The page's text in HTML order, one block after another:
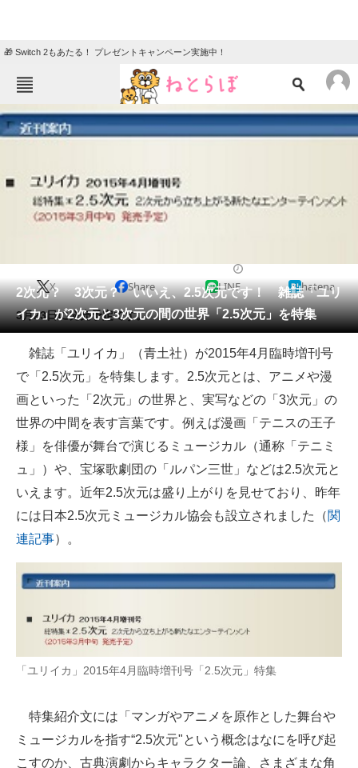
🎁 Switch 2もあたる！ プレゼントキャンペーン実施中！
ねとらぼメニュー
TOP ニュース
グルメ 地域
住まい
会員記事
メディア
注目記事を集めた総合ページ
ITの今と未来を見通す
スマホと通信の最新トレンド
進化するPCとデバイスの未来
好きが集まる 比べて選べる
ビジネスと働き方のヒント
AI活用のいまが分かる
経営リーダーのコミュニティ
マーケ×ITの今がよく分かる
企業向けIT製品の総合サイト
2次元？ 3次元？ いいえ、2.5次元です！ 雑誌「ユリ
イカ」が2次元と3次元の間の世界「2.5次元」を特集
X Share LINE hatena
3月23日に発売予定です。
雑誌「ユリイカ」（青土社）が2015年4月臨時増刊号
で「2.5次元」を特集します。2.5次元とは、アニメや漫
画といった「2次元」の世界と、実写などの「3次元」の
世界の中間を表す言葉です。例えば漫画「テニスの王子
様」を俳優が舞台で演じるミュージカル（通称「テニミ
ュ」）や、宝塚歌劇団の「ルパン三世」などは2.5次元と
いえます。近年2.5次元は盛り上がりを見せており、昨年
には日本2.5次元ミュージカル協会も設立されました（関
連記事）。
「ユリイカ」2015年4月臨時増刊号「2.5次元」特集
特集紹介文には「マンガやアニメを原作とした舞台や
ミュージカルを指す“2.5次元"という概念はなにを呼び起
こすのか、古典演劇からキャラクター論、さまざまな角